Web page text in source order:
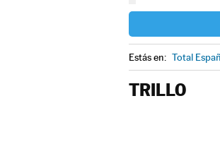
Estás en: Total
TRILLO